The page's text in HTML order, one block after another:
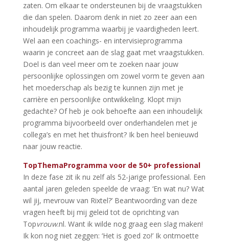
zaten. Om elkaar te ondersteunen bij de vraagstukken
die dan spelen. Daarom denk in niet zo zeer aan een
inhoudelijk programma waarbij je vaardigheden leert.
Wel aan een coachings- en intervisieprogramma
waarin je concreet aan de slag gaat met vraagstukken.
Doel is dan veel meer om te zoeken naar jouw
persoonlijke oplossingen om zowel vorm te geven aan
het moederschap als bezig te kunnen zijn met je
carrière en persoonlijke ontwikkeling. Klopt mijn
gedachte? Of heb je ook behoefte aan een inhoudelijk
programma bijvoorbeeld over onderhandelen met je
collega’s en met het thuisfront? Ik ben heel benieuwd
naar jouw reactie.
TopThemaProgramma voor de 50+ professional
In deze fase zit ik nu zelf als 52-jarige professional. Een
aantal jaren geleden speelde de vraag: ‘En wat nu? Wat
wil jij, mevrouw van Rixtel?’ Beantwoording van deze
vragen heeft bij mij geleid tot de oprichting van
Topvrouw.nl. Want ik wilde nog graag een slag maken!
Ik kon nog niet zeggen: ‘Het is goed zo!’ Ik ontmoette